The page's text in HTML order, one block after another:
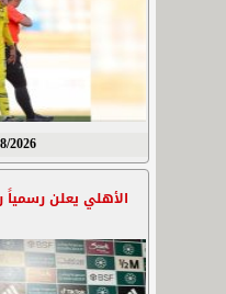
06/08/
الأهلي يعلن رسمياً